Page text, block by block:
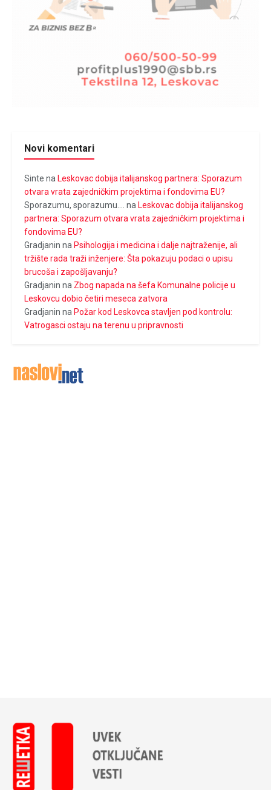
Novi komentari
Sinte na Leskovac dobija italijanskog partnera: Sporazum
otvara vrata zajedničkim projektima i fondovima EU?
Sporazumu, sporazumu.... na Leskovac dobija italijanskog
partnera: Sporazum otvara vrata zajedničkim projektima i
fondovima EU?
Gradjanin na Psihologija i medicina i dalje najtraženije, ali
tržište rada traži inženjere: Šta pokazuju podaci o upisu
brucoša i zapošljavanju?
Gradjanin na Zbog napada na šefa Komunalne policije u
Leskovcu dobio četiri meseca zatvora
Gradjanin na Požar kod Leskovca stavljen pod kontrolu:
Vatrogasci ostaju na terenu u pripravnosti